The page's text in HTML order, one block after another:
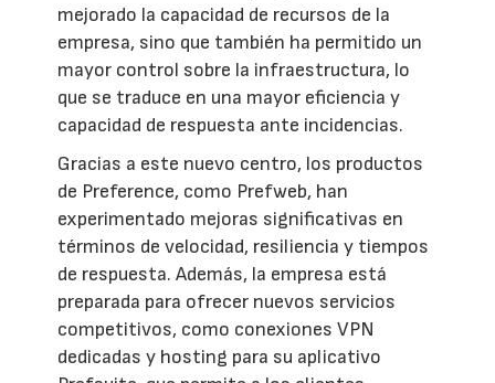
mejorado la capacidad de recursos de la
empresa, sino que también ha permitido un
mayor control sobre la infraestructura, lo
que se traduce en una mayor eficiencia y
capacidad de respuesta ante incidencias.
Gracias a este nuevo centro, los productos
de Preference, como Prefweb, han
experimentado mejoras significativas en
términos de velocidad, resiliencia y tiempos
de respuesta. Además, la empresa está
preparada para ofrecer nuevos servicios
competitivos, como conexiones VPN
dedicadas y hosting para su aplicativo